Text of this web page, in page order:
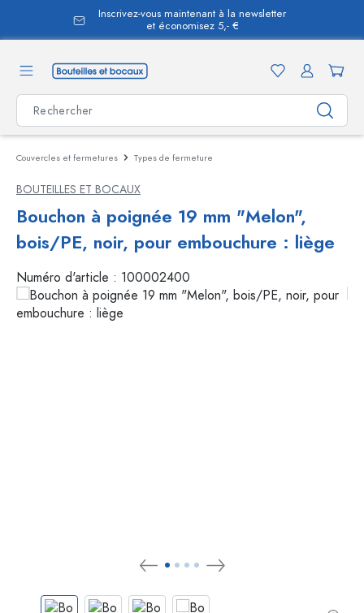
principal
Inscrivez-vous maintenant à la newsletter
et économisez 5,- €
Couvercles et fermetures Types de fermeture
BOUTEILLES ET BOCAUX
Bouchon à poignée 19 mm "Melon",
bois/PE, noir, pour embouchure : liège
Numéro d'article : 100002400